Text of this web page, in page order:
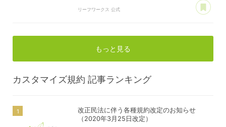
リーフワークス 公式
もっと見る
カスタマイズ規約 記事ランキング
改正民法に伴う各種規約改定のお知らせ
（2020年3月25日改定）